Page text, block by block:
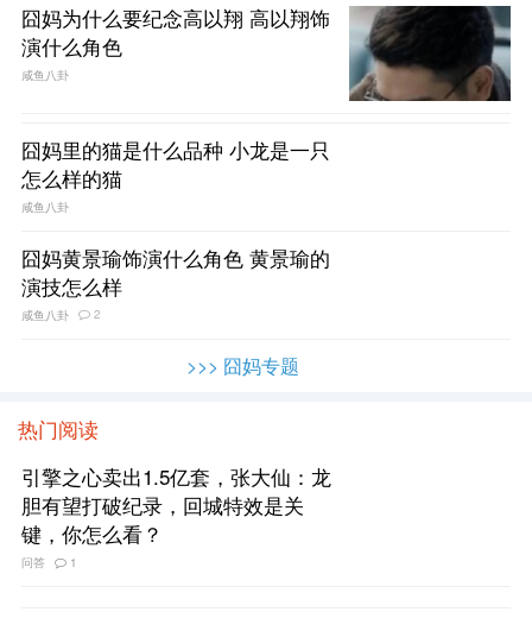
囧妈为什么要纪念高以翔 高以翔饰
演什么角色
咸鱼八卦
囧妈里的猫是什么品种 小龙是一只
怎么样的猫
咸鱼八卦
囧妈黄景瑜饰演什么角色 黄景瑜的
演技怎么样
引擎之心卖出1.5亿套，张大仙：龙
胆有望打破纪录，回城特效是关
键，你怎么看？